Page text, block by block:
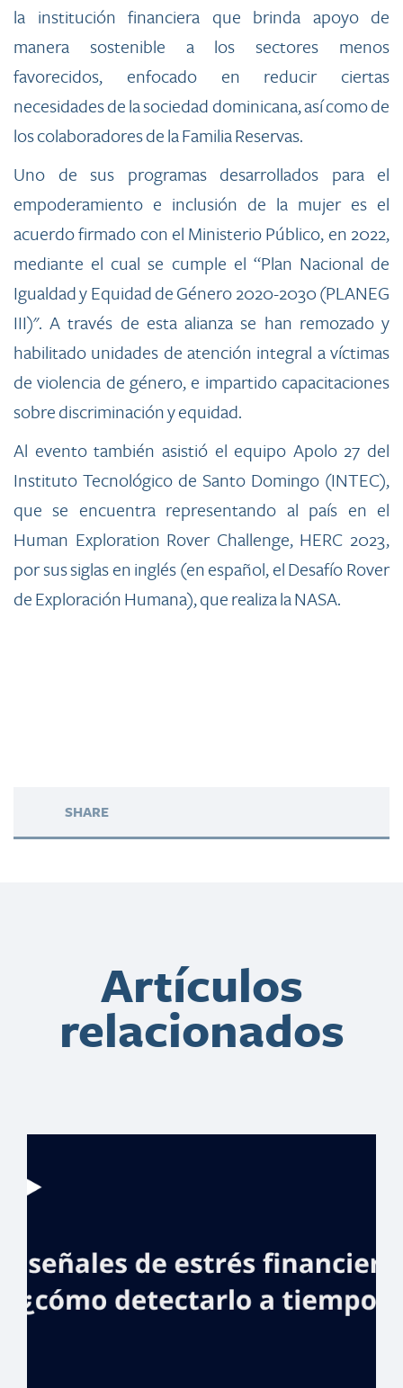
la institución financiera que brinda apoyo de
manera sostenible a los sectores menos
favorecidos, enfocado en reducir ciertas
necesidades de la sociedad dominicana, así como de
los colaboradores de la Familia Reservas.
Uno de sus programas desarrollados para el
empoderamiento e inclusión de la mujer es el
acuerdo firmado con el Ministerio Público, en 2022,
mediante el cual se cumple el “Plan Nacional de
Igualdad y Equidad de Género 2020-2030 (PLANEG
III)". A través de esta alianza se han remozado y
habilitado unidades de atención integral a víctimas
de violencia de género, e impartido capacitaciones
sobre discriminación y equidad.
Al evento también asistió el equipo Apolo 27 del
Instituto Tecnológico de Santo Domingo (INTEC),
que se encuentra representando al país en el
Human Exploration Rover Challenge, HERC 2023,
por sus siglas en inglés (en español, el Desafío Rover
de Exploración Humana), que realiza la NASA.
SHARE
Artículos
relacionados
ofrece charla
Women in STEM